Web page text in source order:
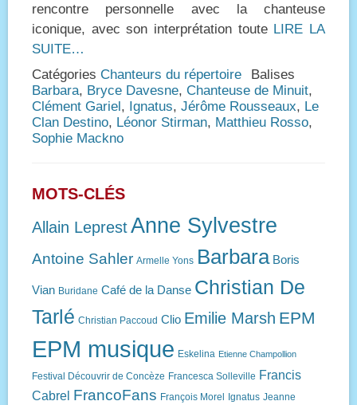
rencontre personnelle avec la chanteuse
iconique, avec son interprétation toute LIRE LA
SUITE…
Catégories Chanteurs du répertoire
Balises
Barbara, Bryce Davesne, Chanteuse de Minuit,
Clément Gariel, Ignatus, Jérôme Rousseaux, Le
Clan Destino, Léonor Stirman, Matthieu Rosso,
Sophie Mackno
MOTS-CLÉS
Allain LeprestAnne Sylvestre
Antoine Sahler Armelle Yons Barbara Boris
Vian Buridane Café de la Danse Christian De
Tarlé Christian Paccoud Clio Emilie Marsh EPM
EPM musique Eskelina Etienne Champollion
Festival Découvrir de Concèze Francesca Solleville Francis
Cabrel FrancoFans François Morel Ignatus Jeanne